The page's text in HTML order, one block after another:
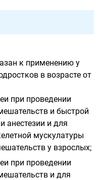
к применению у
в возрасте от
при проведении
и быстрой
анестезии и для
мускулатуры
у взрослых;
при проведении
и для